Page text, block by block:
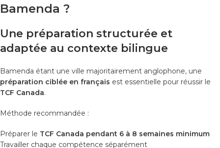
Bamenda ?
Une préparation structurée et
adaptée au contexte bilingue
Bamenda étant une ville majoritairement anglophone, une
préparation ciblée en français est essentielle pour réussir le
TCF Canada.
Méthode recommandée :
Préparer le TCF Canada pendant 6 à 8 semaines minimum
Travailler chaque compétence séparément